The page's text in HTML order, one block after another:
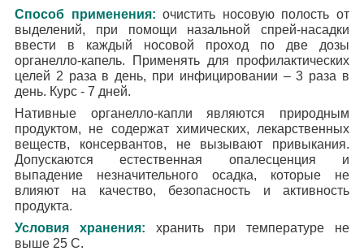
Способ применения: очистить носовую полость от
выделений, при помощи назальной спрей-насадки
ввести в каждый носовой проход по две дозы
органелло-капель. Применять для профилактических
целей 2 раза в день, при инфицировании – 3 раза в
день. Курс - 7 дней.
Нативные органелло-капли являются природным
продуктом, не содержат химических, лекарственных
веществ, консервантов, не вызывают привыкания.
Допускаются естественная опалесценция и
выпадение незначительного осадка, которые не
влияют на качество, безопасность и активность
продукта.
Условия хранения: хранить при температуре не
выше 25 С.